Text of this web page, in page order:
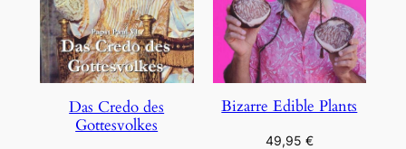
Das Credo des
Gottesvolkes
Bizarre Edible Plants
49,95 €